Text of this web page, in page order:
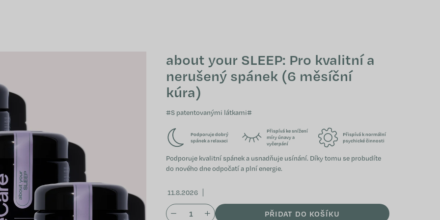
about your SLEEP: Pro kvalitní a
nerušený spánek (6 měsíční
kúra)
#S patentovanými látkami#
Podporuje dobrý
spánek a relaxaci
Přispívá ke snížení
míry únavy a
vyčerpání
Přispívá k normální
psychické činnosti
Podporuje kvalitní spánek a usnadňuje usínání. Díky tomu se probudíte
do nového dne odpočatí a plní energie.
11.8.2026
PŘIDAT DO KOŠÍKU